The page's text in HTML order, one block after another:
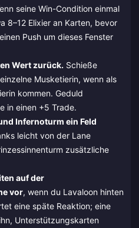
seine Win-Condition einmal
8–12 Elixier an Karten, bevor
Push um dieses Fenster
Wert zurück. Schieße
Musketierin, wenn als
kommen. Geduld
in einen +5 Trade.
Infernoturm ein Feld
leicht von der Lane
zusätzliche
auf der
vor, wenn du Lavaloon hinten
eine späte Reaktion; eine
Unterstützungskarten